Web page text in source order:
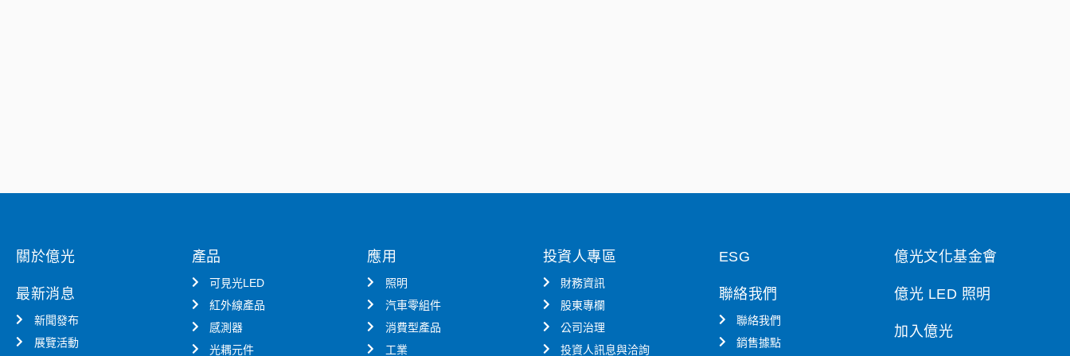
關於億光
最新消息
新聞發布
展覽活動
產品
可見光LED
紅外線產品
感測器
光耦元件
應用
照明
汽車零組件
消費型產品
工業
投資人專區
財務資訊
股東專欄
公司治理
投資人訊息與洽詢
ESG
聯絡我們
聯絡我們
銷售據點
億光文化基金會
億光 LED 照明
加入億光